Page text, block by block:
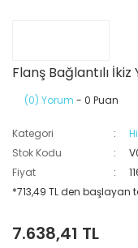
Flanş Bağlantılı
(0) Yorum - 0 Puan
Kategori
Stok Kodu
Fiyat
*713,49 TL den başlayan
7.638,41 TL